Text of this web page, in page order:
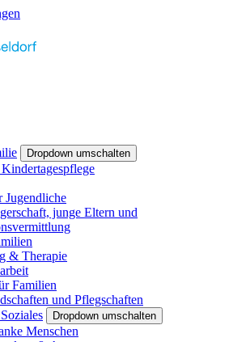
Dropdown umschalten
junge Eltern und
& Therapie
Familien
und Pflegschaften
Dropdown umschalten
Menschen